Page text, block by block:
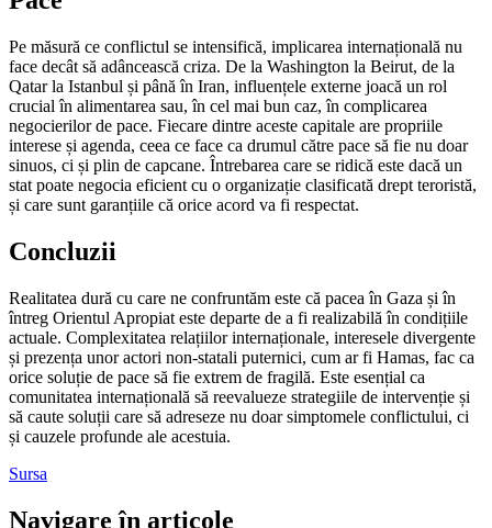
Pe măsură ce conflictul se intensifică, implicarea internațională nu
face decât să adâncească criza. De la Washington la Beirut, de la
Qatar la Istanbul și până în Iran, influențele externe joacă un rol
crucial în alimentarea sau, în cel mai bun caz, în complicarea
negocierilor de pace. Fiecare dintre aceste capitale are propriile
interese și agenda, ceea ce face ca drumul către pace să fie nu doar
sinuos, ci și plin de capcane. Întrebarea care se ridică este dacă un
stat poate negocia eficient cu o organizație clasificată drept teroristă,
și care sunt garanțiile că orice acord va fi respectat.
Concluzii
Realitatea dură cu care ne confruntăm este că pacea în Gaza și în
întreg Orientul Apropiat este departe de a fi realizabilă în condițiile
actuale. Complexitatea relațiilor internaționale, interesele divergente
și prezența unor actori non-statali puternici, cum ar fi Hamas, fac ca
orice soluție de pace să fie extrem de fragilă. Este esențial ca
comunitatea internațională să reevalueze strategiile de intervenție și
să caute soluții care să adreseze nu doar simptomele conflictului, ci
și cauzele profunde ale acestuia.
Sursa
Navigare în articole